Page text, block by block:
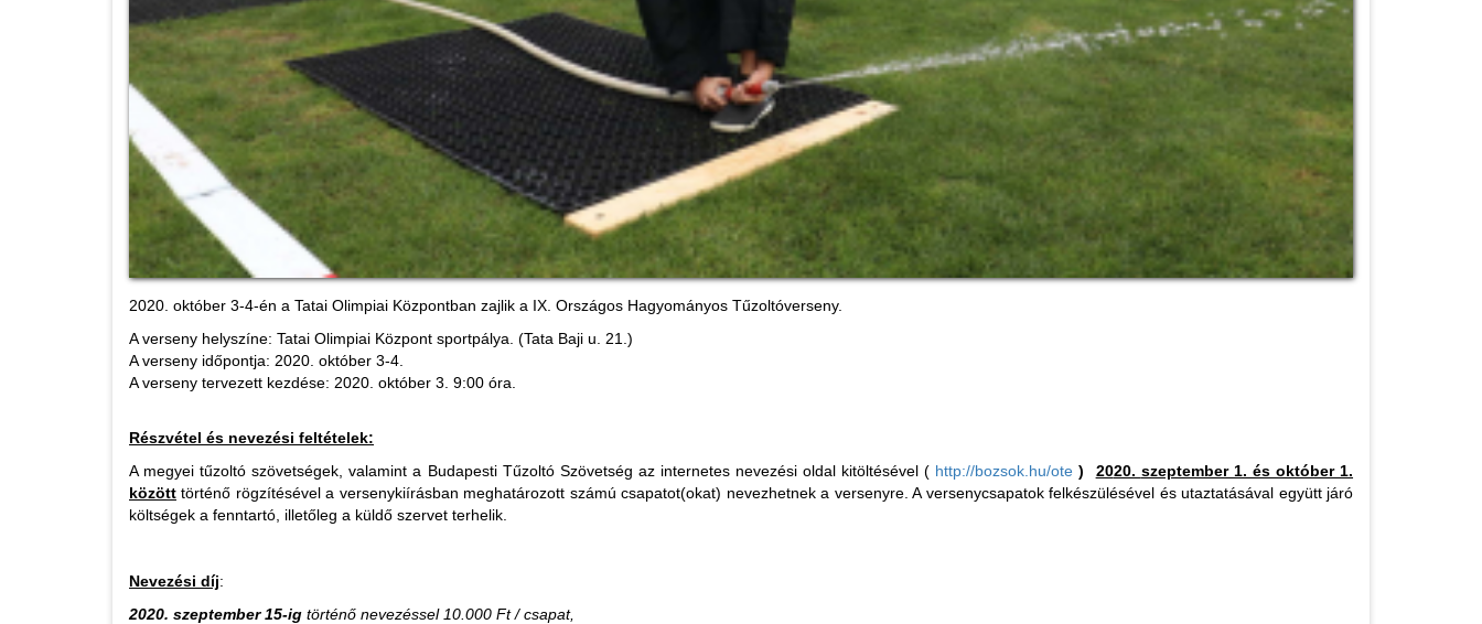
2020. október 3-4-én a Tatai Olimpiai Központban zajlik a IX. Országos Hagyományos Tűzoltóverseny.
A verseny helyszíne: Tatai Olimpiai Központ sportpálya. (Tata Baji u. 21.)
A verseny időpontja: 2020. október 3-4.
A verseny tervezett kezdése: 2020. október 3. 9:00 óra.
Részvétel és nevezési feltételek:
A megyei tűzoltó szövetségek, valamint a Budapesti Tűzoltó Szövetség az internetes nevezési oldal kitöltésével ( http://bozsok.hu/ote ) 2020. szeptember 1. és október 1.
között történő rögzítésével a versenykiírásban meghatározott számú csapatot(okat) nevezhetnek a versenyre. A versenycsapatok felkészülésével és utaztatásával együtt járó
költségek a fenntartó, illetőleg a küldő szervet terhelik.
Nevezési díj:
2020. szeptember15-ig történő nevezéssel 10.000 Ft / csapat,